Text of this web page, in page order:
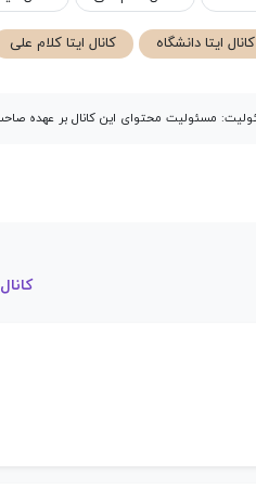
کانال ایتا دانشگاه کانال ایتا کلام علی
مسئولیت محتوای این کانال بر عهده